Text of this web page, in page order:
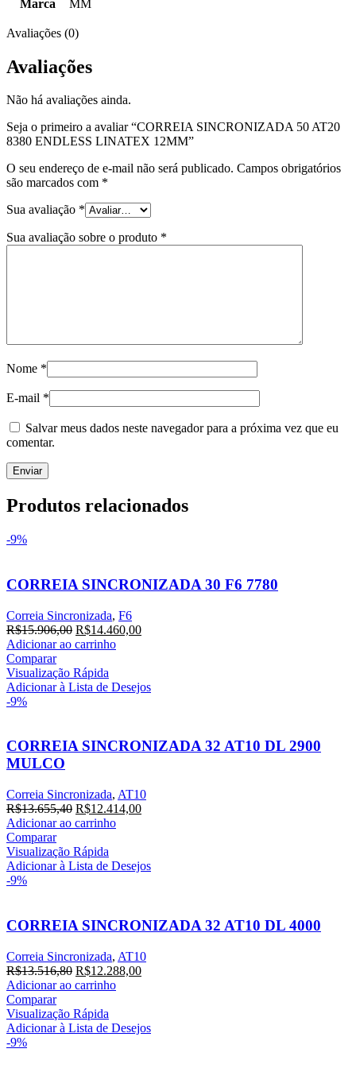
Marca MM
Avaliações (0)
Avaliações
Não há avaliações ainda.
Seja o primeiro a avaliar “CORREIA SINCRONIZADA 50 AT20
8380 ENDLESS LINATEX 12MM”
O seu endereço de e-mail não será publicado. Campos obrigatórios
são marcados com *
Sua avaliação *
Sua avaliação sobre o produto *
Nome *
E-mail *
Salvar meus dados neste navegador para a próxima vez que eu
comentar.
Produtos relacionados
-9%
CORREIA SINCRONIZADA 30 F6 7780
Correia Sincronizada, F6
R$15.906,00 O
preço
era:
R$15.906,00.
R$14.460,00O
R$14.460,00.
Adicionar ao carrinho
Comparar
Visualização Rápida
Adicionar à Lista de Desejos
-9%
CORREIA SINCRONIZADA 32 AT10 DL 2900
MULCO
Correia Sincronizada, AT10
R$13.655,40 O
preço
era:
R$13.655,40.
R$12.414,00O
R$12.414,00.
Adicionar ao carrinho
Comparar
Visualização Rápida
Adicionar à Lista de Desejos
-9%
CORREIA SINCRONIZADA 32 AT10 DL 4000
Correia Sincronizada, AT10
R$13.516,80 O
preço
era:
R$13.516,80.
R$12.288,00O
R$12.288,00.
Adicionar ao carrinho
Comparar
Visualização Rápida
Adicionar à Lista de Desejos
-9%